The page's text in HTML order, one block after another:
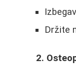
Držite
2.